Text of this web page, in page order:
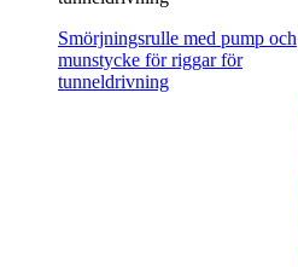
Smörjningsrulle med pump och
munstycke för riggar för
tunneldrivning